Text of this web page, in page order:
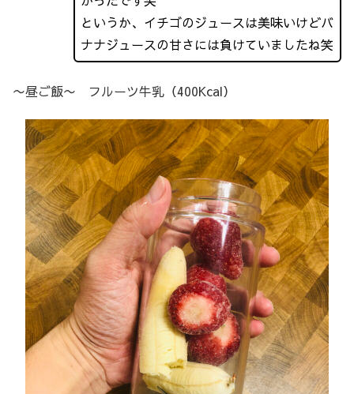
というか、イチゴのジュースは美味いけどバ
ナナジュースの甘さには負けていましたね笑
〜昼ご飯〜 フルーツ牛乳（400Kcal）